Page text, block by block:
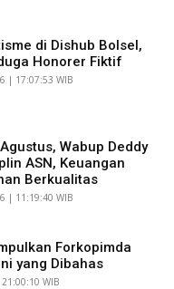
di Dishub Bolsel,
Honorer Fiktif
| 17:07:53 WIB
Wabup Deddy
ASN, Keuangan
Berkualitas
| 11:19:40 WIB
Forkopimda
yang Dibahas
WIB